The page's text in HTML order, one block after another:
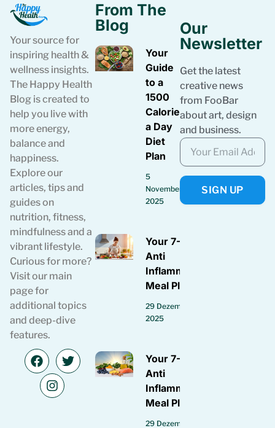
Your source for
inspiring health &
wellness insights.
The Happy Health
Blog is created to
help you live with
more energy,
balance and
happiness.
Explore our
articles, tips and
guides on
nutrition, fitness,
mindfulness and a
vibrant lifestyle.
Curious for more?
Visit our main
page for
additional topics
and deep-dive
features.
From The
Blog
Your
Guide
to a
1500
Calories
a Day
Diet
Plan
5
November
2025
Your 7-Day
Anti
Inflammatory
Meal Plan
29 Dezember
2025
Your 7-Day
Anti
Inflammatory
Meal Plan
29 Dezember
Our
Newsletter
Get the latest
creative news
from FooBar
about art, design
and business.
SIGN UP